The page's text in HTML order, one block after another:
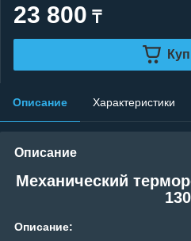
23 800 ₸
Описание Характеристики
Описание
Механический
130
Описание: